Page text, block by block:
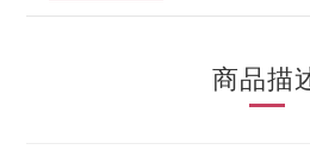
商品描